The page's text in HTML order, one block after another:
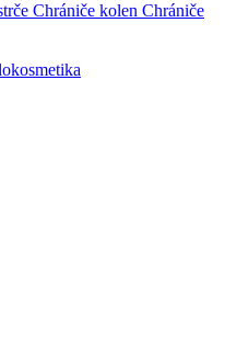
Chrániče kolen Chrániče